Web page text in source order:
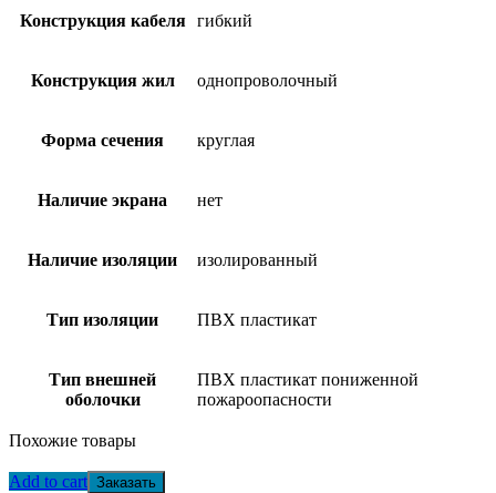
Конструкция кабеля гибкий
Конструкция жил однопроволочный
Форма сечения круглая
Наличие экрана нет
Наличие изоляции изолированный
Тип изоляции ПВХ пластикат
Тип внешней
оболочки
ПВХ пластикат пониженной
пожароопасности
Похожие товары
Add to cart Заказать